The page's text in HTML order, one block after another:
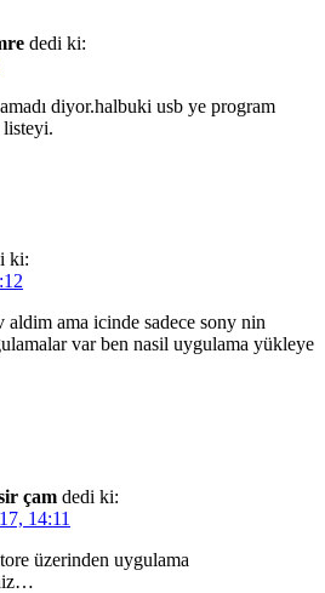
dedi ki:
diyor.halbuki usb ye program
listeyi.
ki:
ama icinde sadece sony nin
var ben nasil uygulama yükleye
çam dedi ki:
14:11
üzerinden uygulama